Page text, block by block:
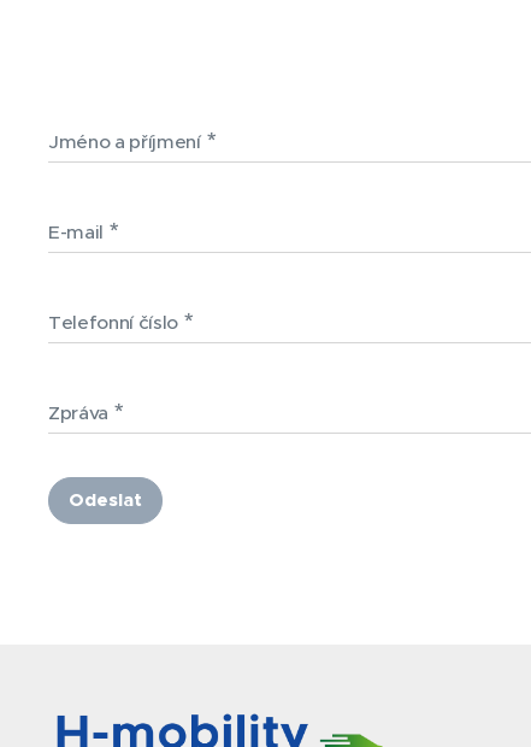
Jméno a příjmení
E-mail
Telefonní číslo
Zpráva
Odeslat